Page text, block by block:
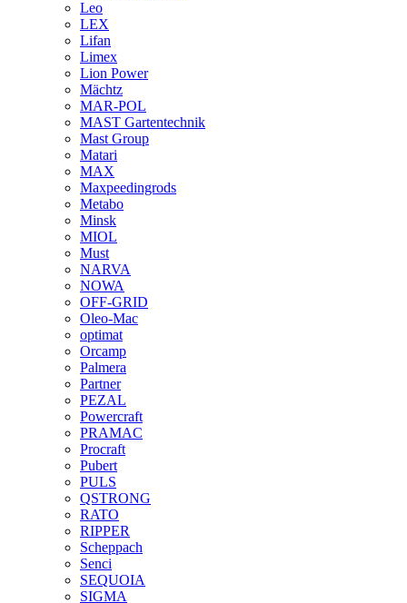
Leo
LEX
Lifan
Limex
Lion Power
Mächtz
MAR-POL
MAST Gartentechnik
Mast Group
Matari
MAX
Maxpeedingrods
Metabo
Minsk
MIOL
Must
NARVA
NOWA
OFF-GRID
Oleo-Mac
optimat
Orcamp
Palmera
Partner
PEZAL
Powercraft
PRAMAC
Procraft
Pubert
PULS
QSTRONG
RATO
RIPPER
Scheppach
Senci
SEQUOIA
SIGMA